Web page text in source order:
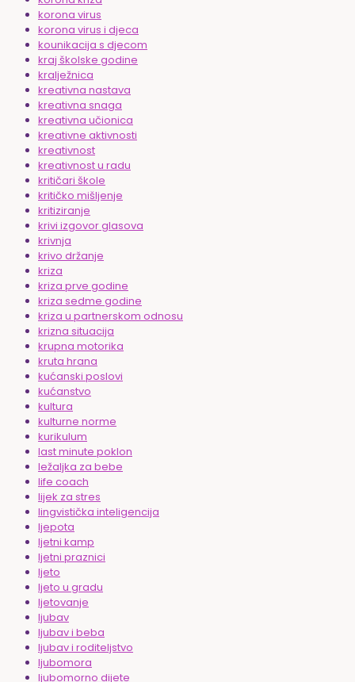
korona virus
korona virus i djeca
kounikacija s djecom
kraj školske godine
kralježnica
kreativna nastava
kreativna snaga
kreativna učionica
kreativne aktivnosti
kreativnost
kreativnost u radu
kritičari škole
kritičko mišljenje
kritiziranje
krivi izgovor glasova
krivnja
krivo držanje
kriza
kriza prve godine
kriza sedme godine
kriza u partnerskom odnosu
krizna situacija
krupna motorika
kruta hrana
kućanski poslovi
kućanstvo
kultura
kulturne norme
kurikulum
last minute poklon
ležaljka za bebe
life coach
lijek za stres
lingvistička inteligencija
ljepota
ljetni kamp
ljetni praznici
ljeto
ljeto u gradu
ljetovanje
ljubav
ljubav i beba
ljubav i roditeljstvo
ljubomora
ljubomorno dijete